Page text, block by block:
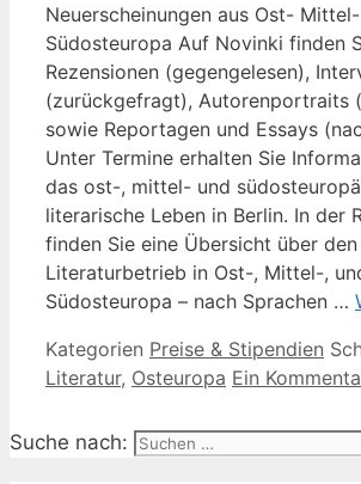
Neuerscheinungen aus Ost-
Südosteuropa Auf Novinki finden
Rezensionen (gegengelesen),
(zurückgefragt), Autorenportraits
sowie Reportagen und Essays
Unter Termine erhalten Sie
das ost-, mittel- und
literarische Leben in Berlin. In der
finden Sie eine Übersicht über den
Literaturbetrieb in Ost-, Mittel-,
Südosteuropa – nach Sprachen …
Kategorien Preise & Stipendien
Literatur, Osteuropa Ein
Suche nach: